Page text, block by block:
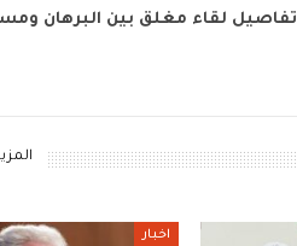
تفاصيل لقاء مغلق بين البرهان
اخبار